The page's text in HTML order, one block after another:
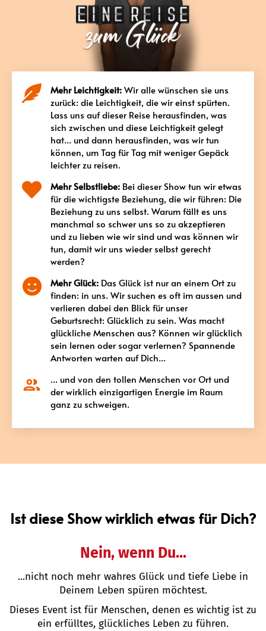
Mehr Leichtigkeit:Wir alle wünschen sie uns
zurück: die Leichtigkeit, die wir einst spürten.
Lass uns auf dieser Reise herausfinden, was
sich zwischen und diese Leichtigkeit gelegt
hat... und dann herausfinden, was wir tun
können, um Tag für Tag mit weniger Gepäck
leichter zu reisen.
Mehr Selbstliebe: Bei dieser Show tun wir etwas
für die wichtigste Beziehung, die wir führen: Die
Beziehung zu uns selbst. Warum fällt es uns
manchmal so schwer uns so zu akzeptieren
und zu lieben wie wir sind und was können wir
tun, damit wir uns wieder selbst gerecht
werden?
Mehr Glück: Das Glück ist nur an einem Ort zu
finden: in uns. Wir suchen es oft im aussen und
verlieren dabei den Blick für unser
Geburtsrecht: Glücklich zu sein. Was macht
glückliche Menschen aus? Können wir glücklich
sein lernen oder sogar verlernen? Spannende
Antworten warten auf Dich...
... und von den tollen Menschen vor Ort und
der wirklich einzigartigen Energie im Raum
ganz zu schweigen.
Ist diese Show wirklich etwas für Dich?
Nein, wenn Du...
...nicht noch mehr wahres Glück und tiefe Liebe in
Deinem Leben spüren möchtest.
Dieses Event ist für Menschen, denen es wichtig ist zu
ein erfülltes, glückliches Leben zu führen.